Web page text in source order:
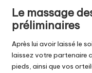
Le massage
préliminaires
Après lui avoir laissé le
laissez votre partenaire
pieds, ainsi que vos